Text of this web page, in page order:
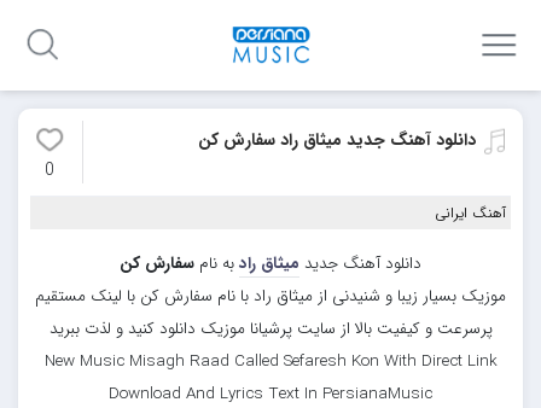
دانلود آهنگ جدید میثاق راد سفارش کن
0
آهنگ ایرانی
دانلود آهنگ جدید میثاق رادبه نام سفارش کن
موزیک بسیار زیبا و شنیدنی از میثاق راد با نام سفارش کن با لینک مستقیم
پرسرعت و کیفیت بالا از سایت پرشیانا موزیک دانلود کنید و لذت ببرید
New Music Misagh Raad Called Sefaresh Kon With Direct Link
Download And Lyrics Text In PersianaMusic